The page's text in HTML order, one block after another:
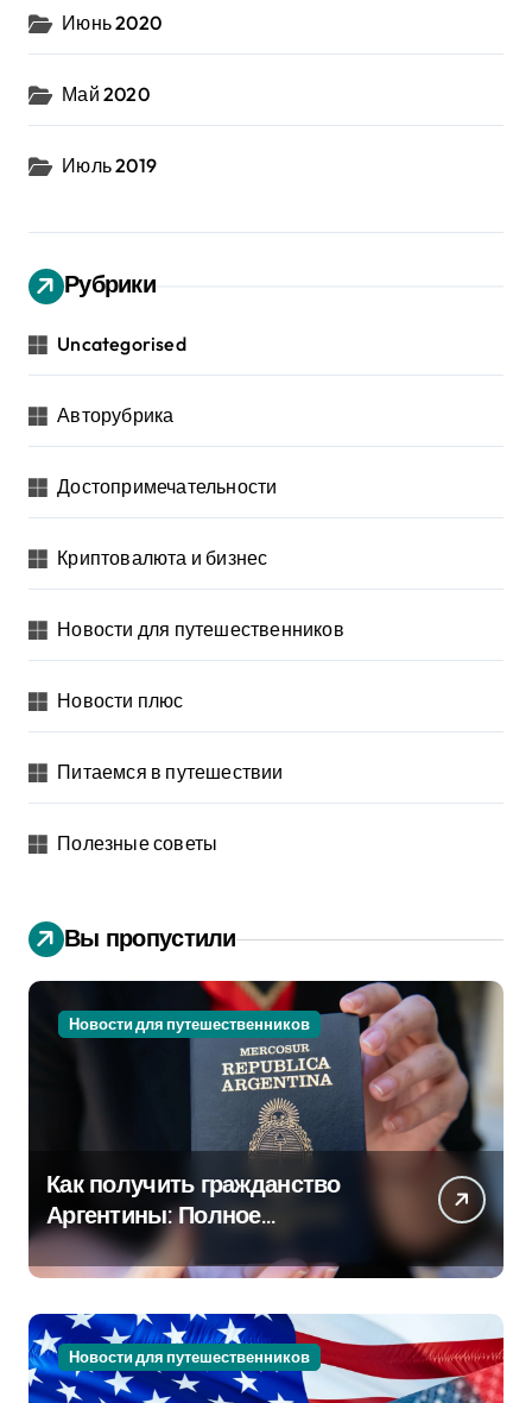
Июнь 2020
Май 2020
Июль 2019
Рубрики
Uncategorised
Авторубрика
Достопримечательности
Криптовалюта и бизнес
Новости для путешественников
Новости плюс
Питаемся в путешествии
Полезные советы
Вы пропустили
Новости для путешественников
Как получить гражданство
Аргентины: Полное
руководство
Новости для путешественников